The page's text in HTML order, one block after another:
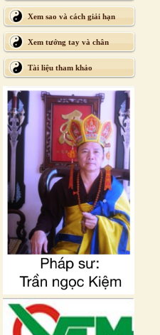
Xem sao và cách giải hạn
Xem tướng tay và chân
Tài liệu tham khảo